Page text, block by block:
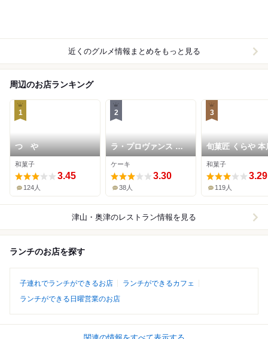
近くのグルメ情報まとめをもっと見る
周辺のお店ランキング
1
つゝや
和菓子
3.45
124人
2
ラ・プロヴァンス 柳
通り店
ケーキ
3.30
38人
3
旬菓匠 くらや 本
和菓子
3.29
119人
津山・奥津のレストラン情報を見る
ランチのお店を探す
子連れでランチができるお店
ランチができるカフェ
ランチができる日曜営業のお店